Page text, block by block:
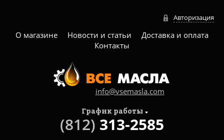
Авторизация
О магазине Новости и статьи
Доставка и оплата
Контакты
info@vsemasla.com
График работы
(812) 313-2585